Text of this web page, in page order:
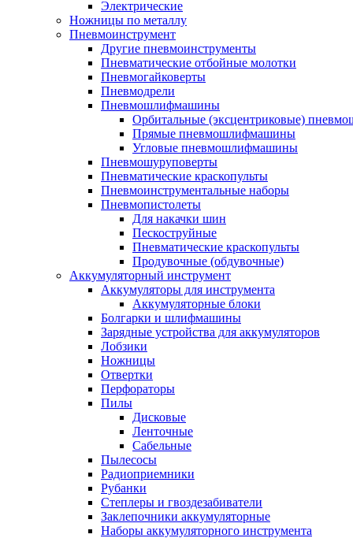
Электрические
Ножницы по металлу
Пневмоинструмент
Другие пневмоинструменты
Пневматические отбойные молотки
Пневмогайковерты
Пневмодрели
Пневмошлифмашины
Орбитальные (эксцентриковые)
Прямые пневмошлифмашины
Угловые пневмошлифмашины
Пневмошуруповерты
Пневматические краскопульты
Пневмоинструментальные наборы
Пневмопистолеты
Для накачки шин
Пескоструйные
Пневматические краскопульты
Продувочные (обдувочные)
Аккумуляторный инструмент
Аккумуляторы для инструмента
Аккумуляторные блоки
Болгарки и шлифмашины
Зарядные устройства для аккумуляторов
Лобзики
Ножницы
Отвертки
Перфораторы
Пилы
Дисковые
Ленточные
Сабельные
Пылесосы
Радиоприемники
Рубанки
Степлеры и гвоздезабиватели
Заклепочники аккумуляторные
Наборы аккумуляторного инструмента